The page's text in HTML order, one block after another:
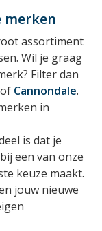
merken
assortiment
Wil je graag
Filter dan
of Cannondale.
in
is dat je
een van onze
keuze maakt.
jouw nieuwe